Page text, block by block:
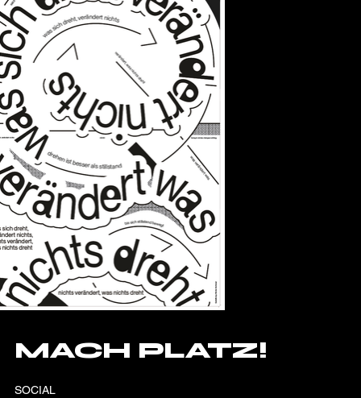
MACH PLATZ!
SOCIAL